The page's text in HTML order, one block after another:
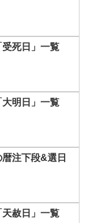
死日」一覧
明日」一覧
注下段&選日
赦日」一覧